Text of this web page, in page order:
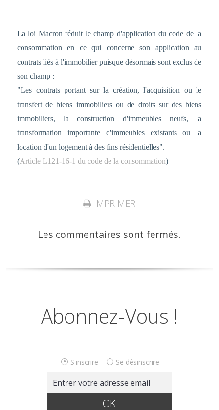
La loi Macron réduit le champ d'application du code de la
consommation en ce qui concerne son application au
contrats liés à l'immobilier puisque désormais sont exclus de
son champ :
"Les contrats portant sur la création, l'acquisition ou le
transfert de biens immobiliers ou de droits sur des biens
immobiliers, la construction d'immeubles neufs, la
transformation importante d'immeubles existants ou la
location d'un logement à des fins résidentielles".
(Article L121-16-1 du code de la consommation)
IMPRIMER
Les commentaires sont fermés.
Abonnez-Vous !
S'inscrire Se désinscrire